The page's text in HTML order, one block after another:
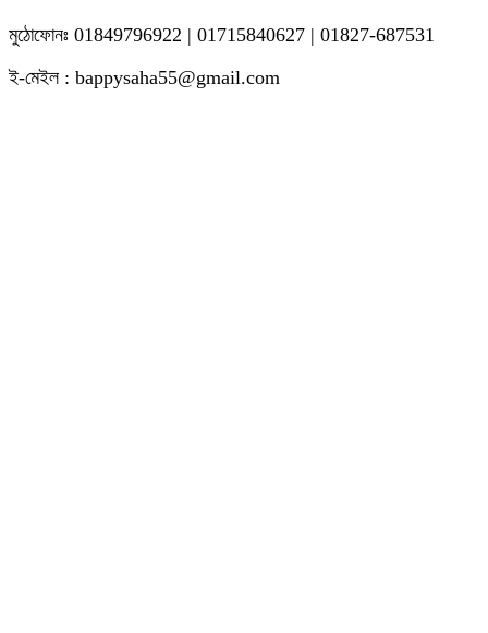
মুঠোফোনঃ 01849796922 | 01715840627 | 01827-687531
ই-মেইল : bappysaha55@gmail.com